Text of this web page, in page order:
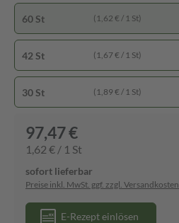
60 St (1,62 € / 1 St)
42 St (1,67 € / 1 St)
30 St (1,89 € / 1 St)
97,47 €
1,62 € / 1 St
sofort lieferbar
Preise inkl. MwSt. ggf. zzgl. Versandkosten
E-Rezept einlösen